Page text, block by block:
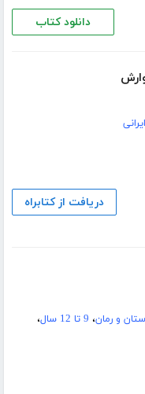
دانلود کتاب
دریافت از کتابراه
و رمان، 9 تا 12 سال
،